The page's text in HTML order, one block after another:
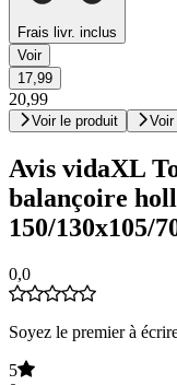
Frais livr. inclus
Voir
17,99
20,99
Voir le produit
Avis vidaXL
balançoire
150/130x105/
0,0
Soyez le premier à
5